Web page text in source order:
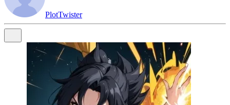
PlotTwister